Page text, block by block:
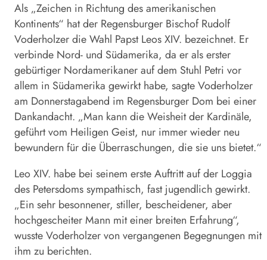
Als „Zeichen in Richtung des amerikanischen
Kontinents“ hat der Regensburger Bischof Rudolf
Voderholzer die Wahl Papst Leos XIV. bezeichnet. Er
verbinde Nord- und Südamerika, da er als erster
gebürtiger Nordamerikaner auf dem Stuhl Petri vor
allem in Südamerika gewirkt habe, sagte Voderholzer
am Donnerstagabend im Regensburger Dom bei einer
Dankandacht. „Man kann die Weisheit der Kardinäle,
geführt vom Heiligen Geist, nur immer wieder neu
bewundern für die Überraschungen, die sie uns bietet.“
Leo XIV. habe bei seinem erste Auftritt auf der Loggia
des Petersdoms sympathisch, fast jugendlich gewirkt.
„Ein sehr besonnener, stiller, bescheidener, aber
hochgescheiter Mann mit einer breiten Erfahrung“,
wusste Voderholzer von vergangenen Begegnungen mit
ihm zu berichten.